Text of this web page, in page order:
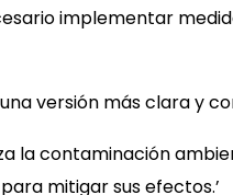
implementar
versión más clara y
la contaminación
mitigar sus efectos.’